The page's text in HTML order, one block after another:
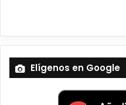
Elígenos en Google